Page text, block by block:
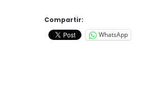
Compartir:
WhatsApp